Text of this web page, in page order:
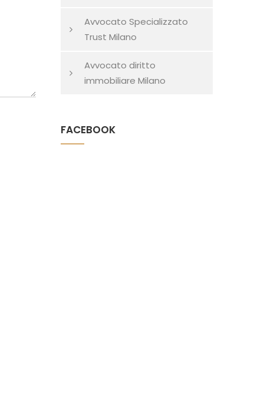
Avvocato Specializzato
Trust Milano
Avvocato diritto
immobiliare Milano
FACEBOOK